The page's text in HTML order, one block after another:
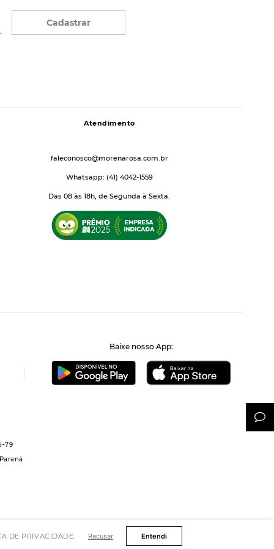
DE PRIVACIDADE. Recusar Entendi
Cadastrar
Atendimento
faleconosco@morenarosa.com.br
Whatsapp: (41) 4042-1559
Das 08 às 18h, de Segunda à Sexta.
Baixe nosso App:
79
reservados.